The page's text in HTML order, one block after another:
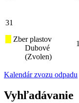
31
Zber plastov
Dubové
(Zvolen)
1
Kalendár zvozu odpadu
Vyhľadávanie